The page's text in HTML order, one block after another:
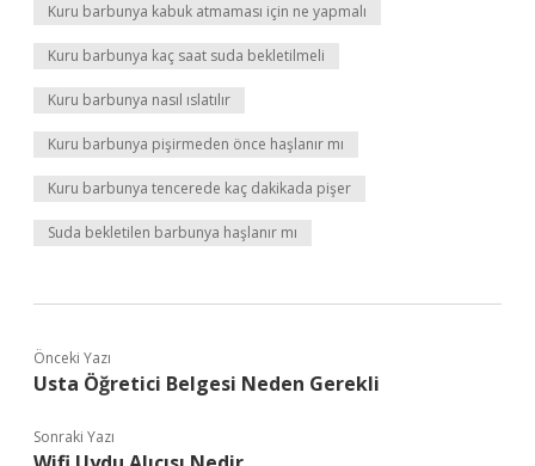
Kuru barbunya kabuk atmaması için ne yapmalı
Kuru barbunya kaç saat suda bekletilmeli
Kuru barbunya nasıl ıslatılır
Kuru barbunya pişirmeden önce haşlanır mı
Kuru barbunya tencerede kaç dakikada pişer
Suda bekletilen barbunya haşlanır mı
Önceki Yazı
Usta Öğretici Belgesi Neden Gerekli
Sonraki Yazı